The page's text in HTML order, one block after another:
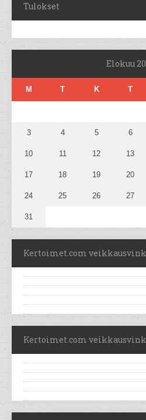
Tulokset
Elokuu
M T K T
3 4 5 6
10 11 12 13
17 18 19 20
24 25 26 27
31
Kertoimet.com
Kertoimet.com